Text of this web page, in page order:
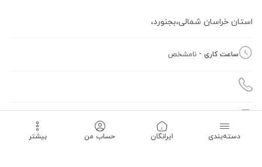
استان خراسان شمالی،بجنورد،
ساعت کاری - نامشخص
دسته‌بندی ‌ایرانگان حساب من بیشتر